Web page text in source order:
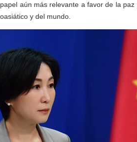
aún más relevante a favor de la
y del mundo.